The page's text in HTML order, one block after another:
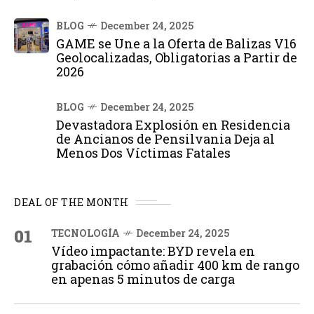
BLOG December 24, 2025
GAME se Une a la Oferta de Balizas V16
Geolocalizadas, Obligatorias a Partir de
2026
BLOG December 24, 2025
Devastadora Explosión en Residencia
de Ancianos de Pensilvania Deja al
Menos Dos Víctimas Fatales
DEAL OF THE MONTH
01 TECNOLOGÍA December 24, 2025
Vídeo impactante: BYD revela en
grabación cómo añadir 400 km de rango
en apenas 5 minutos de carga